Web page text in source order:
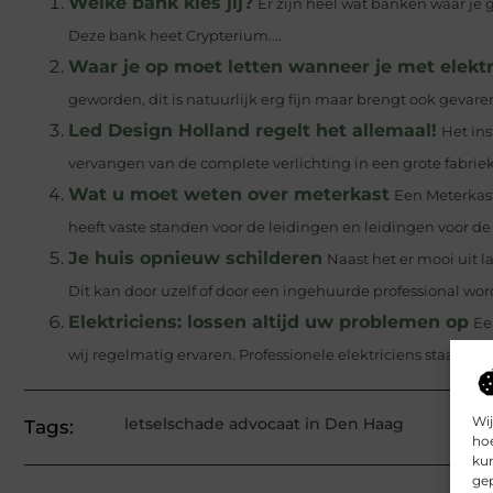
Er zijn heel wat banken waar je
Deze bank heet Crypterium....
Waar je op moet letten wanneer je met
geworden, dit is natuurlijk erg fijn maar brengt ook
Led Design Holland regelt het allemaal! Het
vervangen van de complete verlichting in een grote
Wat u moet weten over meterkast Een
heeft vaste standen voor de leidingen en leidingen voor
Je huis opnieuw schilderen Naast het er mooi uit
Dit kan door uzelf of door een ingehuurde professional
Elektriciens: lossen altijd uw problemen op
wij regelmatig ervaren. Professionele elektriciens staan
Tags: letselschade advocaat in Den Haag